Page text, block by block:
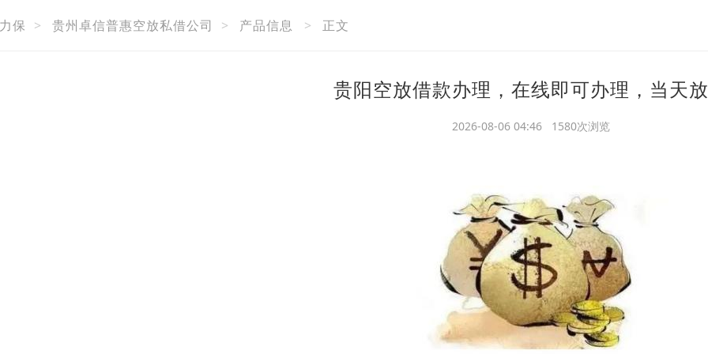
保 > 贵州卓信普惠空放私借公司 > 产品信息 > 正文
贵阳空放借款办理，在线即可办理，当天
2026-08-06 04:46 1580次浏览